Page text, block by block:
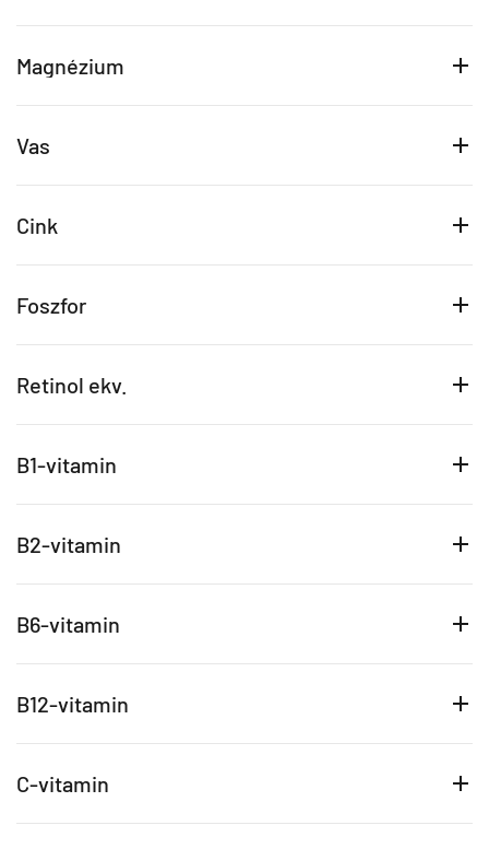
Magnézium
Vas
Cink
Foszfor
Retinol ekv.
B1-vitamin
B2-vitamin
B6-vitamin
B12-vitamin
C-vitamin